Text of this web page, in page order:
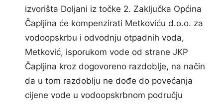
izvorišta Doljani iz točke 2. Zaključka Općina
Čapljina će kompenzirati Metkoviću d.o.o. za
vodoopskrbu i odvodnju otpadnih voda,
Metković, isporukom vode od strane JKP
Čapljina kroz dogovoreno razdoblje, na način
da u tom razdoblju ne dođe do povećanja
cijene vode u vodoopskrbnom području